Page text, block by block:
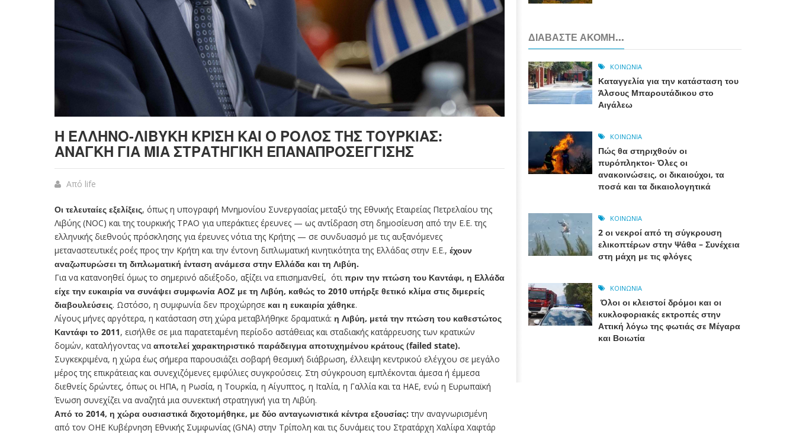
Η ΕΛΛΗΝΟ-ΛΙΒΥΚΉ ΚΡΊΣΗ ΚΑΙ Ο ΡΌΛΟΣ ΤΗΣ ΤΟΥΡΚΊΑΣ:
ΑΝΆΓΚΗ ΓΙΑ ΜΙΑ ΣΤΡΑΤΗΓΙΚΉ ΕΠΑΝΑΠΡΟΣΈΓΓΙΣΗΣ
Από life
Οι τελευταίες εξελίξεις, όπως η υπογραφή Μνημονίου Συνεργασίας μεταξύ της Εθνικής Εταιρείας Πετρελαίου της
Λιβύης (NOC) και της τουρκικής ΤΡΑΟ για υπεράκτιες έρευνες — ως αντίδραση στη δημοσίευση από την Ε.Ε. της
ελληνικής διεθνούς πρόσκλησης για έρευνες νότια της Κρήτης — σε συνδυασμό με τις αυξανόμενες
μεταναστευτικές ροές προς την Κρήτη και την έντονη διπλωματική κινητικότητα της Ελλάδας στην Ε.Ε., έχουν
αναζωπυρώσει τη διπλωματική ένταση ανάμεσα στην Ελλάδα και τη Λιβύη.
Για να κατανοηθεί όμως το σημερινό αδιέξοδο, αξίζει να επισημανθεί, ότιπριν την πτώση του Καντάφι, η Ελλάδα
είχε την ευκαιρία να συνάψει συμφωνία ΑΟΖ με τη Λιβύη, καθώς το 2010 υπήρξε θετικό κλίμα στις διμερείς
διαβουλεύσεις. Ωστόσο, η συμφωνία δεν προχώρησε και η ευκαιρία χάθηκε.
Λίγους μήνες αργότερα, η κατάσταση στη χώρα μεταβλήθηκε δραματικά: η Λιβύη, μετά την πτώση του καθεστώτος
Καντάφι το 2011, εισήλθε σε μια παρατεταμένη περίοδο αστάθειας και σταδιακής κατάρρευσης των κρατικών
δομών, καταλήγοντας να αποτελεί χαρακτηριστικό παράδειγμα αποτυχημένου κράτους (failed state).
Συγκεκριμένα, η χώρα έως σήμερα παρουσιάζει σοβαρή θεσμική διάβρωση, έλλειψη κεντρικού ελέγχου σε μεγάλο
μέρος της επικράτειας και συνεχιζόμενες εμφύλιες συγκρούσεις. Στη σύγκρουση εμπλέκονται άμεσα ή έμμεσα
διεθνείς δρώντες, όπως οι ΗΠΑ, η Ρωσία, η Τουρκία, η Αίγυπτος, η Ιταλία, η Γαλλία και τα ΗΑΕ, ενώ η Ευρωπαϊκή
Ένωση συνεχίζει να αναζητά μια συνεκτική στρατηγική για τη Λιβύη.
Από το 2014, η χώρα ουσιαστικά διχοτομήθηκε, με δύο ανταγωνιστικά κέντρα εξουσίας: την αναγνωρισμένη
από τον ΟΗΕ Κυβέρνηση Εθνικής Συμφωνίας (GNA) στην Τρίπολη και τις δυνάμεις του Στρατάρχη Χαλίφα Χαφτάρ
ΔΙΑΒΆΣΤΕ ΑΚΌΜΗ...
ΚΟΙΝΩΝΊΑ
Καταγγελία για την κατάσταση του
Άλσους Μπαρουτάδικου στο
Αιγάλεω
ΚΟΙΝΩΝΊΑ
Πώς θα στηριχθούν οι
πυρόπληκτοι- Όλες οι
ανακοινώσεις, οι δικαιούχοι, τα
ποσά και τα δικαιολογητικά
ΚΟΙΝΩΝΊΑ
2 οι νεκροί από τη σύγκρουση
ελικοπτέρων στην Ψάθα – Συνέχεια
στη μάχη με τις φλόγες
ΚΟΙΝΩΝΊΑ
Όλοι οι κλειστοί δρόμοι και οι
κυκλοφοριακές εκτροπές στην
Αττική λόγω της φωτιάς σε Μέγαρα
και Βοιωτία